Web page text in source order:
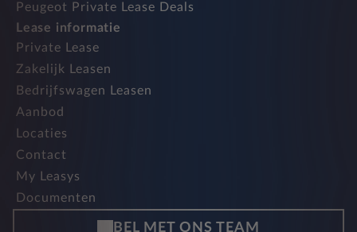
Peugeot Private Lease Deals
Lease informatie
Private Lease
Zakelijk Leasen
Bedrijfswagen Leasen
Aanbod
Locaties
Contact
My Leasys
Documenten
BEL MET ONS TEAM